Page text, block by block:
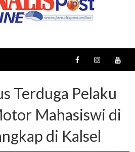
Terduga Pelaku
Mahasiswi di
di Kalsel